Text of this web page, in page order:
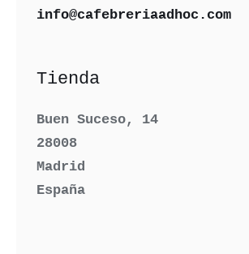
info@cafebreriaadhoc.com
Tienda
Buen Suceso, 14
28008
Madrid
España